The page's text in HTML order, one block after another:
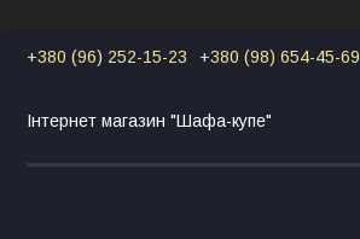
+380 (96) 252-15-23 +380 (98) 654-45-69
Інтернет магазин "Шафа-купе"